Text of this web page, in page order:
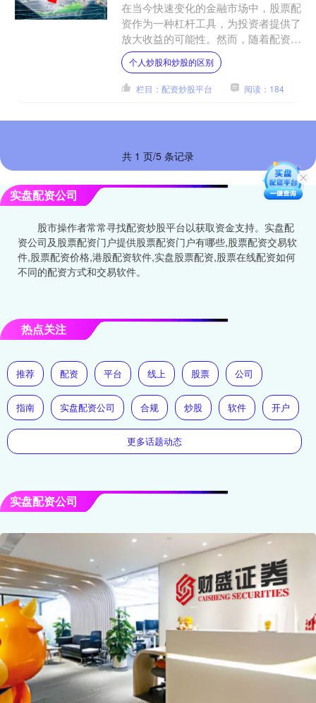
在当今快速变化的金融市场中，股票配
资作为一种杠杆工具，为投资者提供了
放大收益的可能性。然而，随着配资行
业的快速发展，市场上平台质量参差不
齐，投资者面临的风险也日....
个人炒股和炒股的区别
栏目：配资炒股平台 阅读：184
共 1 页/5 条记录
实盘配资公司
股市操作者常常寻找配资炒股平台以获取资金支持。实盘配
资公司及股票配资门户提供股票配资门户有哪些,股票配资交易软
件,股票配资价格,港股配资软件,实盘股票配资,股票在线配资如何
不同的配资方式和交易软件。
热点关注
推荐 配资 平台 线上 股票 公司
指南 实盘配资公司 合规 炒股 软件 开户
更多话题动态
实盘配资公司